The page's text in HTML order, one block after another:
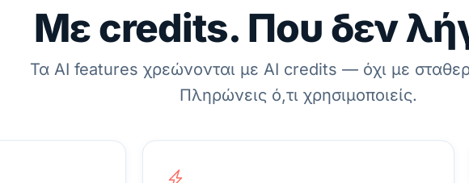
Με credits. Που δεν
Τα AI features χρεώνονται με AI credits — όχι με
Πληρώνεις ό,τι χρησιμοποιείς.